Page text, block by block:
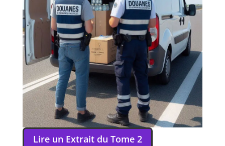
Lire un Extrait du Tome 2